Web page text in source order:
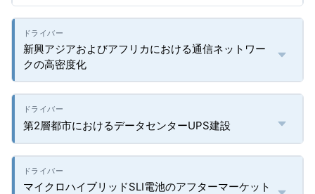
新興アジアおよびアフリカにおける通信ネットワー
クの高密度化
第2層都市におけるデータセンターUPS建設
マイクロハイブリッドSLI電池のアフターマーケット